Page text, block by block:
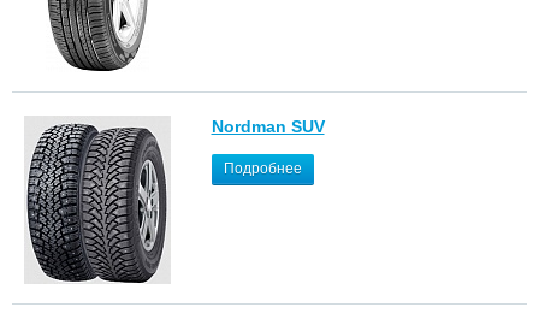
Nordman SUV
Подробнее